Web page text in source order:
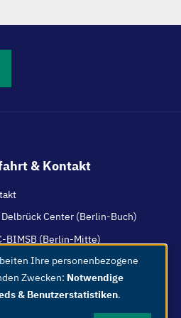
& Kontakt
Delbrück Center (Berlin-Buch)
BIMSB (Berlin-Mitte)
(Mannheim / Heidelberg)
Ihre personenbezogene
Zwecken: Notwendige
& Benutzerstatistiken.